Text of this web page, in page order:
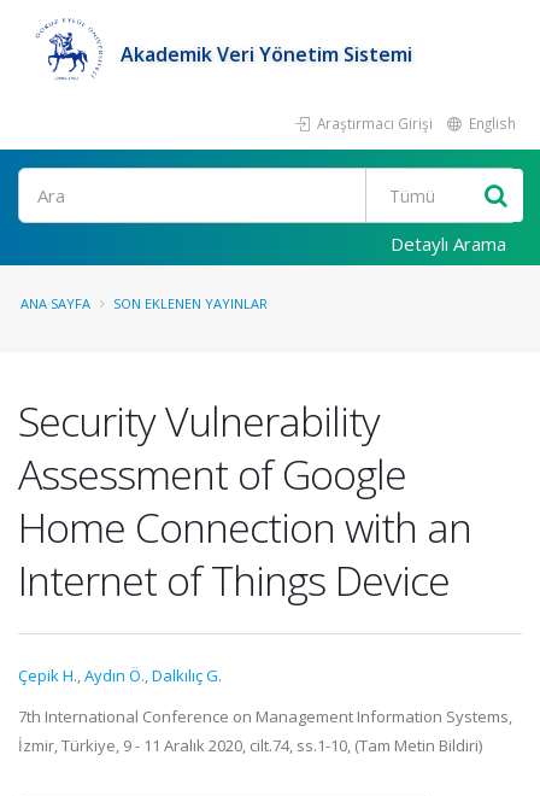
Akademik Veri Yönetim Sistemi
Araştırmacı Girişi English
Ara
Detaylı Arama
ANA SAYFA SON EKLENEN YAYINLAR
Security Vulnerability
Assessment of Google
Home Connection with an
Internet of Things Device
Çepik H.,Aydın Ö.,Dalkılıç G.
7th International Conference on Management Information Systems,
İzmir, Türkiye, 9 - 11 Aralık 2020, cilt.74, ss.1-10, (Tam Metin Bildiri)